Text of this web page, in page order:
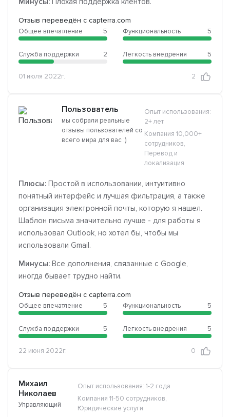
Отзыв переведён с capterra.com
Общее впечатление 5
Служба поддержки 2
Функциональность 5
Легкость внедрения 5
01 июля 2022г. 2
Пользователь
мы собрали реальные
отзывы пользователей со
всего мира для вас :)
Опыт использования:
2+ лет
Компания 10,000+
сотрудников,
Перевод и
локализация
Плюсы: Простой в использовании, интуитивно
понятный интерфейс и лучшая фильтрация, а также
организация электронной почты, которую я нашел.
Шаблон письма значительно лучше - для работы я
использовал Outlook, но хотел бы, чтобы мы
использовали Gmail.
Минусы: Все дополнения, связанные с Google,
иногда бывает трудно найти.
Отзыв переведён с capterra.com
Общее впечатление 5
Служба поддержки 5
Функциональность 5
Легкость внедрения 5
22 июня 2022г. 0
Михаил
Николаев
Управляющий
Опыт использования: 1-2 года
Компания 11-50 сотрудников,
Юридические услуги